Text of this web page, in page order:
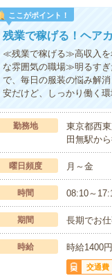
ここがポイント！
残業で稼げる！ヘア
≪残業で稼げる≫高収入を
な雰囲気の職場≫明るす
で、毎日の服装の悩み解
安だけど、しっかり働く
勤務地
東京都西
田無駅か
曜日頻度 月～金
時間 08:10～
期間 長期でお
時給 時給1400円
交通費